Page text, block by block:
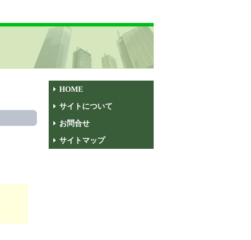
HOME
サイトについて
お問合せ
サイトマップ